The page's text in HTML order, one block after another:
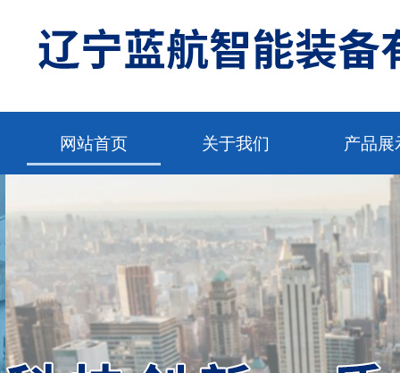
网站首页 关于我们 产品展